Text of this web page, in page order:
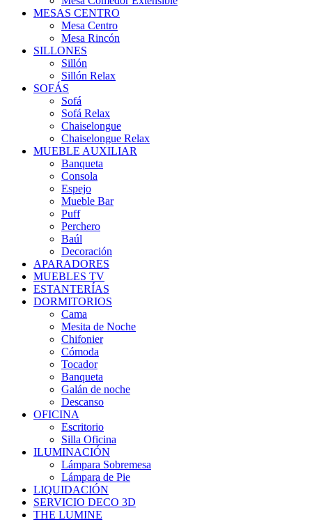
MESAS CENTRO
Mesa Centro
Mesa Rincón
SILLONES
Sillón
Sillón Relax
SOFÁS
Sofá
Sofá Relax
Chaiselongue
Chaiselongue Relax
MUEBLE AUXILIAR
Banqueta
Consola
Espejo
Mueble Bar
Puff
Perchero
Baúl
Decoración
APARADORES
MUEBLES TV
ESTANTERÍAS
DORMITORIOS
Cama
Mesita de Noche
Chifonier
Cómoda
Tocador
Banqueta
Galán de noche
Descanso
OFICINA
Escritorio
Silla Oficina
ILUMINACIÓN
Lámpara Sobremesa
Lámpara de Pie
LIQUIDACIÓN
SERVICIO DECO 3D
THE LUMINE